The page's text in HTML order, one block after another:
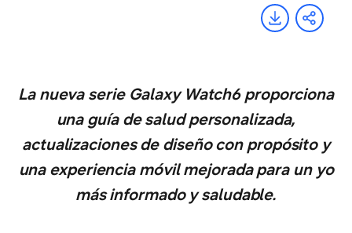
La nueva serie Galaxy Watch6 proporciona
una guía de salud personalizada,
actualizaciones de diseño con propósito y
una experiencia móvil mejorada para un yo
más informado y saludable.